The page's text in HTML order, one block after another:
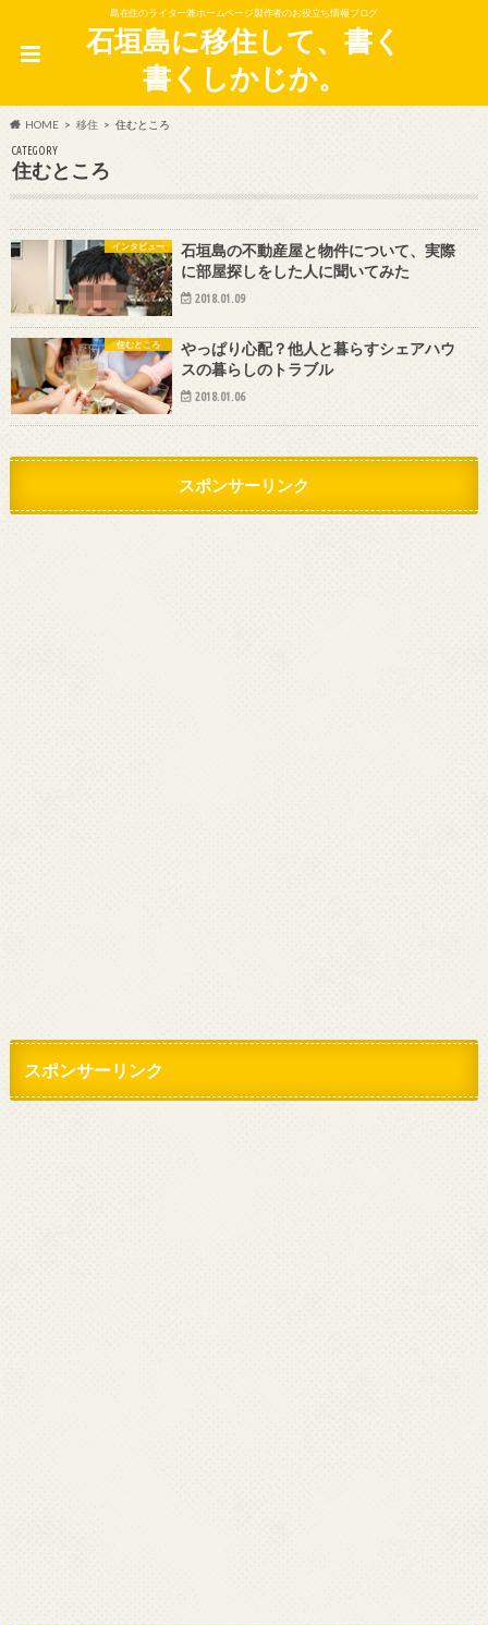
島在住のライター兼ホームページ製作者のお役立ち情報ブログ
石垣島に移住して、書く
書くしかじか。
HOME 移住 住むところ
CATEGORY
住むところ
インタビュー
石垣島の不動産屋と物件について、実際
に部屋探しをした人に聞いてみた
2018.01.09
住むところ
やっぱり心配？他人と暮らすシェアハウ
スの暮らしのトラブル
2018.01.06
スポンサーリンク
スポンサーリンク